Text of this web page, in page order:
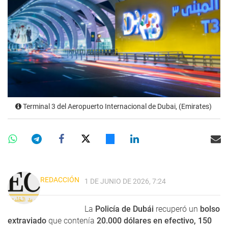
Terminal 3 del Aeropuerto Internacional de Dubai, (Emirates)
REDACCIÓN 1 DE JUNIO DE 2026, 7:24
La Policía de Dubái recuperó un bolso
extraviado que contenía 20.000 dólares en efectivo, 150